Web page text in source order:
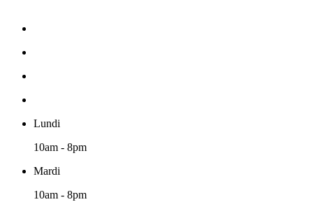
Lundi
10am - 8pm
Mardi
10am - 8pm